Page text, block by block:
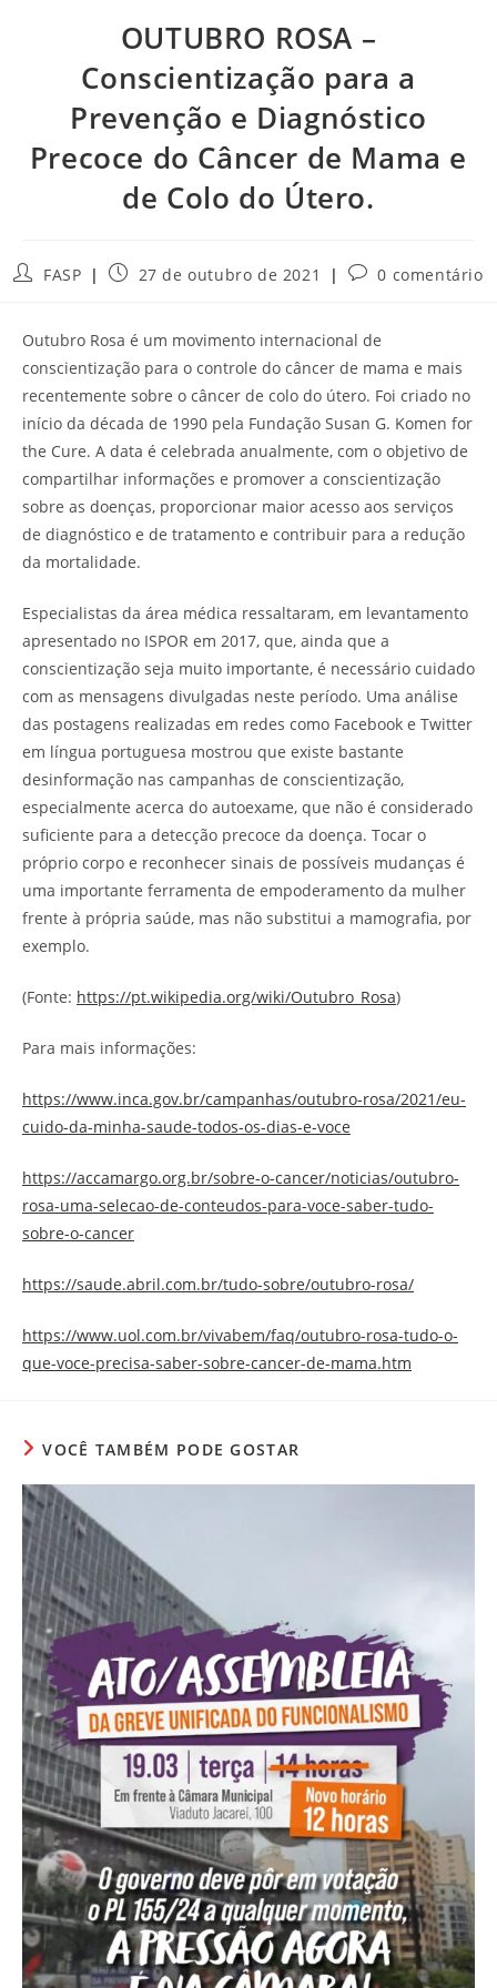
OUTUBRO ROSA –
Conscientização para a
Prevenção e Diagnóstico
Precoce do Câncer de Mama e
de Colo do Útero.
AutorFASP
Post27 de outubro de 2021
Comentários
0 comentário
Outubro Rosa é um movimento internacional de
conscientização para o controle do câncer de mama e mais
recentemente sobre o câncer de colo do útero. Foi criado no
início da década de 1990 pela Fundação Susan G. Komen for
the Cure. A data é celebrada anualmente, com o objetivo de
compartilhar informações e promover a conscientização
sobre as doenças, proporcionar maior acesso aos serviços
de diagnóstico e de tratamento e contribuir para a redução
da mortalidade.
Especialistas da área médica ressaltaram, em levantamento
apresentado no ISPOR em 2017, que, ainda que a
conscientização seja muito importante, é necessário cuidado
com as mensagens divulgadas neste período. Uma análise
das postagens realizadas em redes como Facebook e Twitter
em língua portuguesa mostrou que existe bastante
desinformação nas campanhas de conscientização,
especialmente acerca do autoexame, que não é considerado
suficiente para a detecção precoce da doença. Tocar o
próprio corpo e reconhecer sinais de possíveis mudanças é
uma importante ferramenta de empoderamento da mulher
frente à própria saúde, mas não substitui a mamografia, por
exemplo.
(Fonte: https://pt.wikipedia.org/wiki/Outubro_Rosa)
Para mais informações:
https://www.inca.gov.br/campanhas/outubro-rosa/2021/eu-
cuido-da-minha-saude-todos-os-dias-e-voce
https://accamargo.org.br/sobre-o-cancer/noticias/outubro-
rosa-uma-selecao-de-conteudos-para-voce-saber-tudo-
sobre-o-cancer
https://saude.abril.com.br/tudo-sobre/outubro-rosa/
https://www.uol.com.br/vivabem/faq/outubro-rosa-tudo-o-
que-voce-precisa-saber-sobre-cancer-de-mama.htm
VOCÊ TAMBÉM PODE GOSTAR